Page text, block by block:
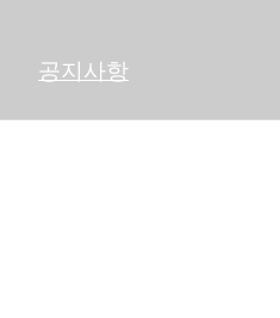
공지사항031-769-4267